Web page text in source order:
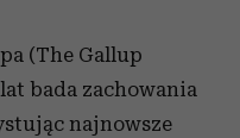
(The Gallup
bada zachowania
najnowsze